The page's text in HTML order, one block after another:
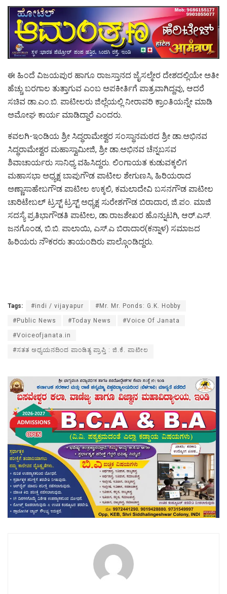
ಈ ಹಿಂದೆ ವಿಜಯಪುರ ಹಾಗೂ ರಾಜಸ್ತಾನದ ಜೈಸಲ್ಮೇರ ದೇಶದಲ್ಲಿಯೇ ಅತೀ
ಹೆಚ್ಚು ಬರಗಾಲ ತುತ್ತಾಗುವ ಎಂಬ ಅಪಕೀರ್ತಿಗೆ ಪಾತ್ರವಾಗಿದ್ದವು, ಆದರೆ
ಸಚಿವ ಡಾ.ಎಂ.ಬಿ. ಪಾಟೀಲರು ಜಿಲ್ಲೆಯಲ್ಲಿ ನೀರಾವರಿ ಕ್ರಾಂತಿಯನ್ನೇ ಮಾಡಿ
ಅಮೋಘ ಕಾರ್ಯ ಮಾಡಿದ್ದಾರೆ ಎಂದರು.
ಕವಲಗಿ-ಇಂಡಿಯ ಶ್ರೀ ಸಿದ್ಧರಾಮೇಶ್ವರ ಸಂಸ್ಥಾನಮಠದ ಶ್ರೀ ಡಾ.ಅಭಿನವ
ಸಿದ್ಧರಾಮೇಶ್ವರ ಮಹಾಸ್ವಾಮೀಜಿ, ಶ್ರೀ ಡಾ.ಅಭಿನವ ಚೆನ್ನಬಸವ
ಶಿವಾಚಾರ್ಯರು ಸಾನಿಧ್ಯ ವಹಿಸಿದ್ದರು. ಲಿಂಗಾಯತ ಕುಡುವಕ್ಕಲಿಗ
ಮಹಾಸಭಾ ಅಧ್ಯಕ್ಷ ಬಾಪುಗೌಡ ಪಾಟೀಲ ಶೇಗುಣಸಿ, ಹಿರಿಯರಾದ
ಅಣ್ಣಾಸಾಹೇಬಗೌಡ ಪಾಟೀಲ ಉಕ್ಕಲಿ, ಕಮಲಾದೇವಿ ಬಸನಗೌಡ ಪಾಟೀಲ
ಚಾರಿಟೇಬಲ್ ಟ್ರಸ್ಟ್ ಟ್ರಸ್ಟ್ ಅಧ್ಯಕ್ಷ ಸುರೇಶಗೌಡ ಬಿರಾದಾರ, ಜಿ.ಪಂ. ಮಾಜಿ
ಸದಸ್ಯೆ ಪ್ರತಿಭಾಗೌಡತಿ ಪಾಟೀಲ, ಡಾ.ರಾಜಶೇಖರ ಹೊನ್ನುಟಗಿ, ಆರ್.ಎಸ್.
ಜನಗೊಂಡ, ಬಿ.ಬಿ. ಪಾಲಾಯಿ, ಎಸ್.ಎ ಬಿರಾದಾರ(ಕನ್ನಾಳ) ಸಮಾಜದ
ಹಿರಿಯರು ನೌಕರರು ತಾಯಂದಿರು ಪಾಲ್ಗೊಂಡಿದ್ದರು.
Tags: #indi / vijayapur #Mr. Mr. Ponds: G.K. Hobby
#Public News #Today News #Voice Of Janata
#Voiceofjanata.in
#ಸತತ ಅಧ್ಯಯನದಿಂದ ಪಾಂಡಿತ್ಯ ಪ್ರಾಪ್ತಿ : ಜಿ.ಕೆ. ಪಾಟೀಲ